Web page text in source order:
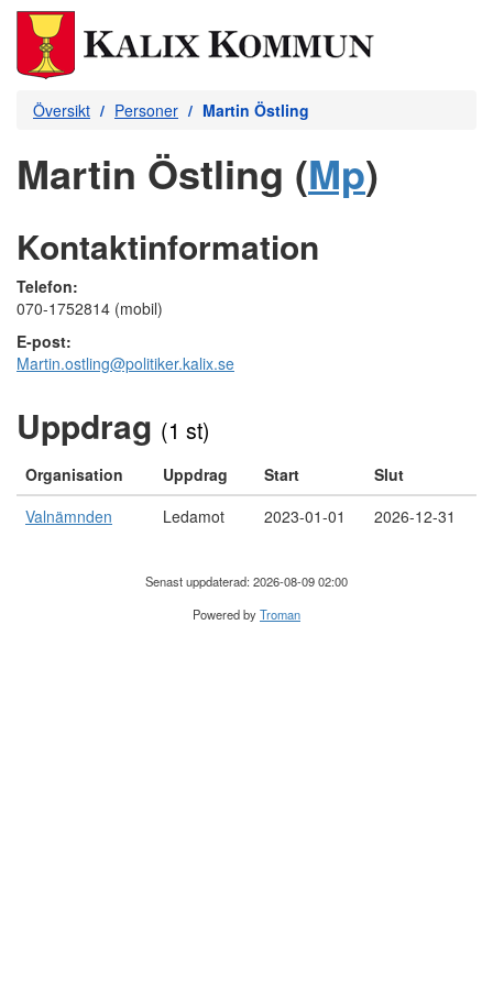
Översikt Personer Martin Östling
Martin Östling (Mp)
Kontaktinformation
Telefon:
070-1752814 (mobil)
E-post:
Martin.ostling@politiker.kalix.se
Uppdrag (1 st)
Organisation Uppdrag Start
Slut
Valnämnden
Ledamot 2023-01-01 2026-12-31
Senast uppdaterad: 2026-08-09 02:00
Powered byTroman